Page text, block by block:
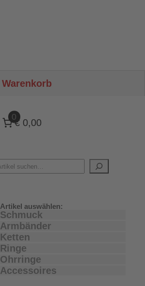
Warenkorb
0
€ 0,00
Artikel auswählen:
Schmuck
Armbänder
Ketten
Ringe
Ohrringe
Accessoires